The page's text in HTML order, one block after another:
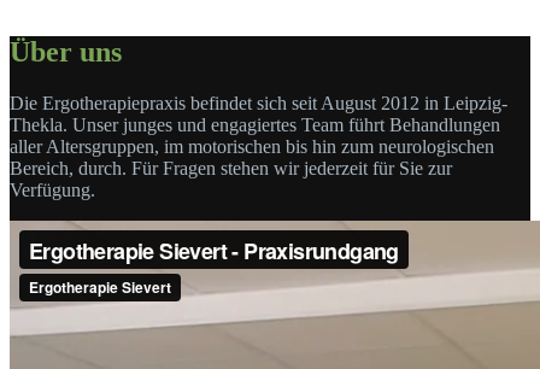
Über uns
Die Ergotherapiepraxis befindet sich seit August 2012 in Leipzig-
Thekla. Unser junges und engagiertes Team führt Behandlungen
aller Altersgruppen, im motorischen bis hin zum neurologischen
Bereich, durch. Für Fragen stehen wir jederzeit für Sie zur
Verfügung.